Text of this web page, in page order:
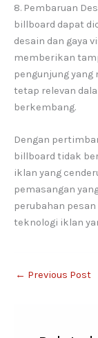
8. Pembaruan
billboard dapat
desain dan gaya
memberikan
pengunjung
tetap relevan
berkembang.
Dengan
billboard tidak
iklan yang
pemasangan
perubahan
teknologi iklan
← Previous Post